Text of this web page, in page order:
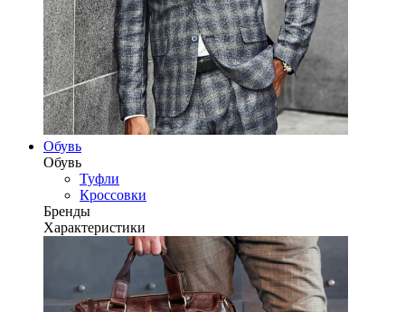
Обувь
Обувь
Туфли
Кроссовки
Бренды
Характеристики